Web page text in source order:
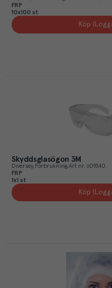
FRP
10x100 st
Köp
Skyddsglasögon 3M
Diversey Förbrukning Art.nr. 609340
FRP
1x1 st
Köp